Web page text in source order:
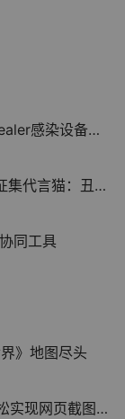
后公然挑衅用户
：丑猫也能参加
同工具
》地图尽头
截图的简单方法